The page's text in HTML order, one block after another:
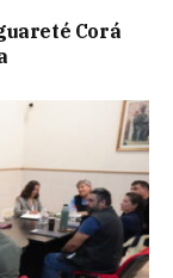
Corá